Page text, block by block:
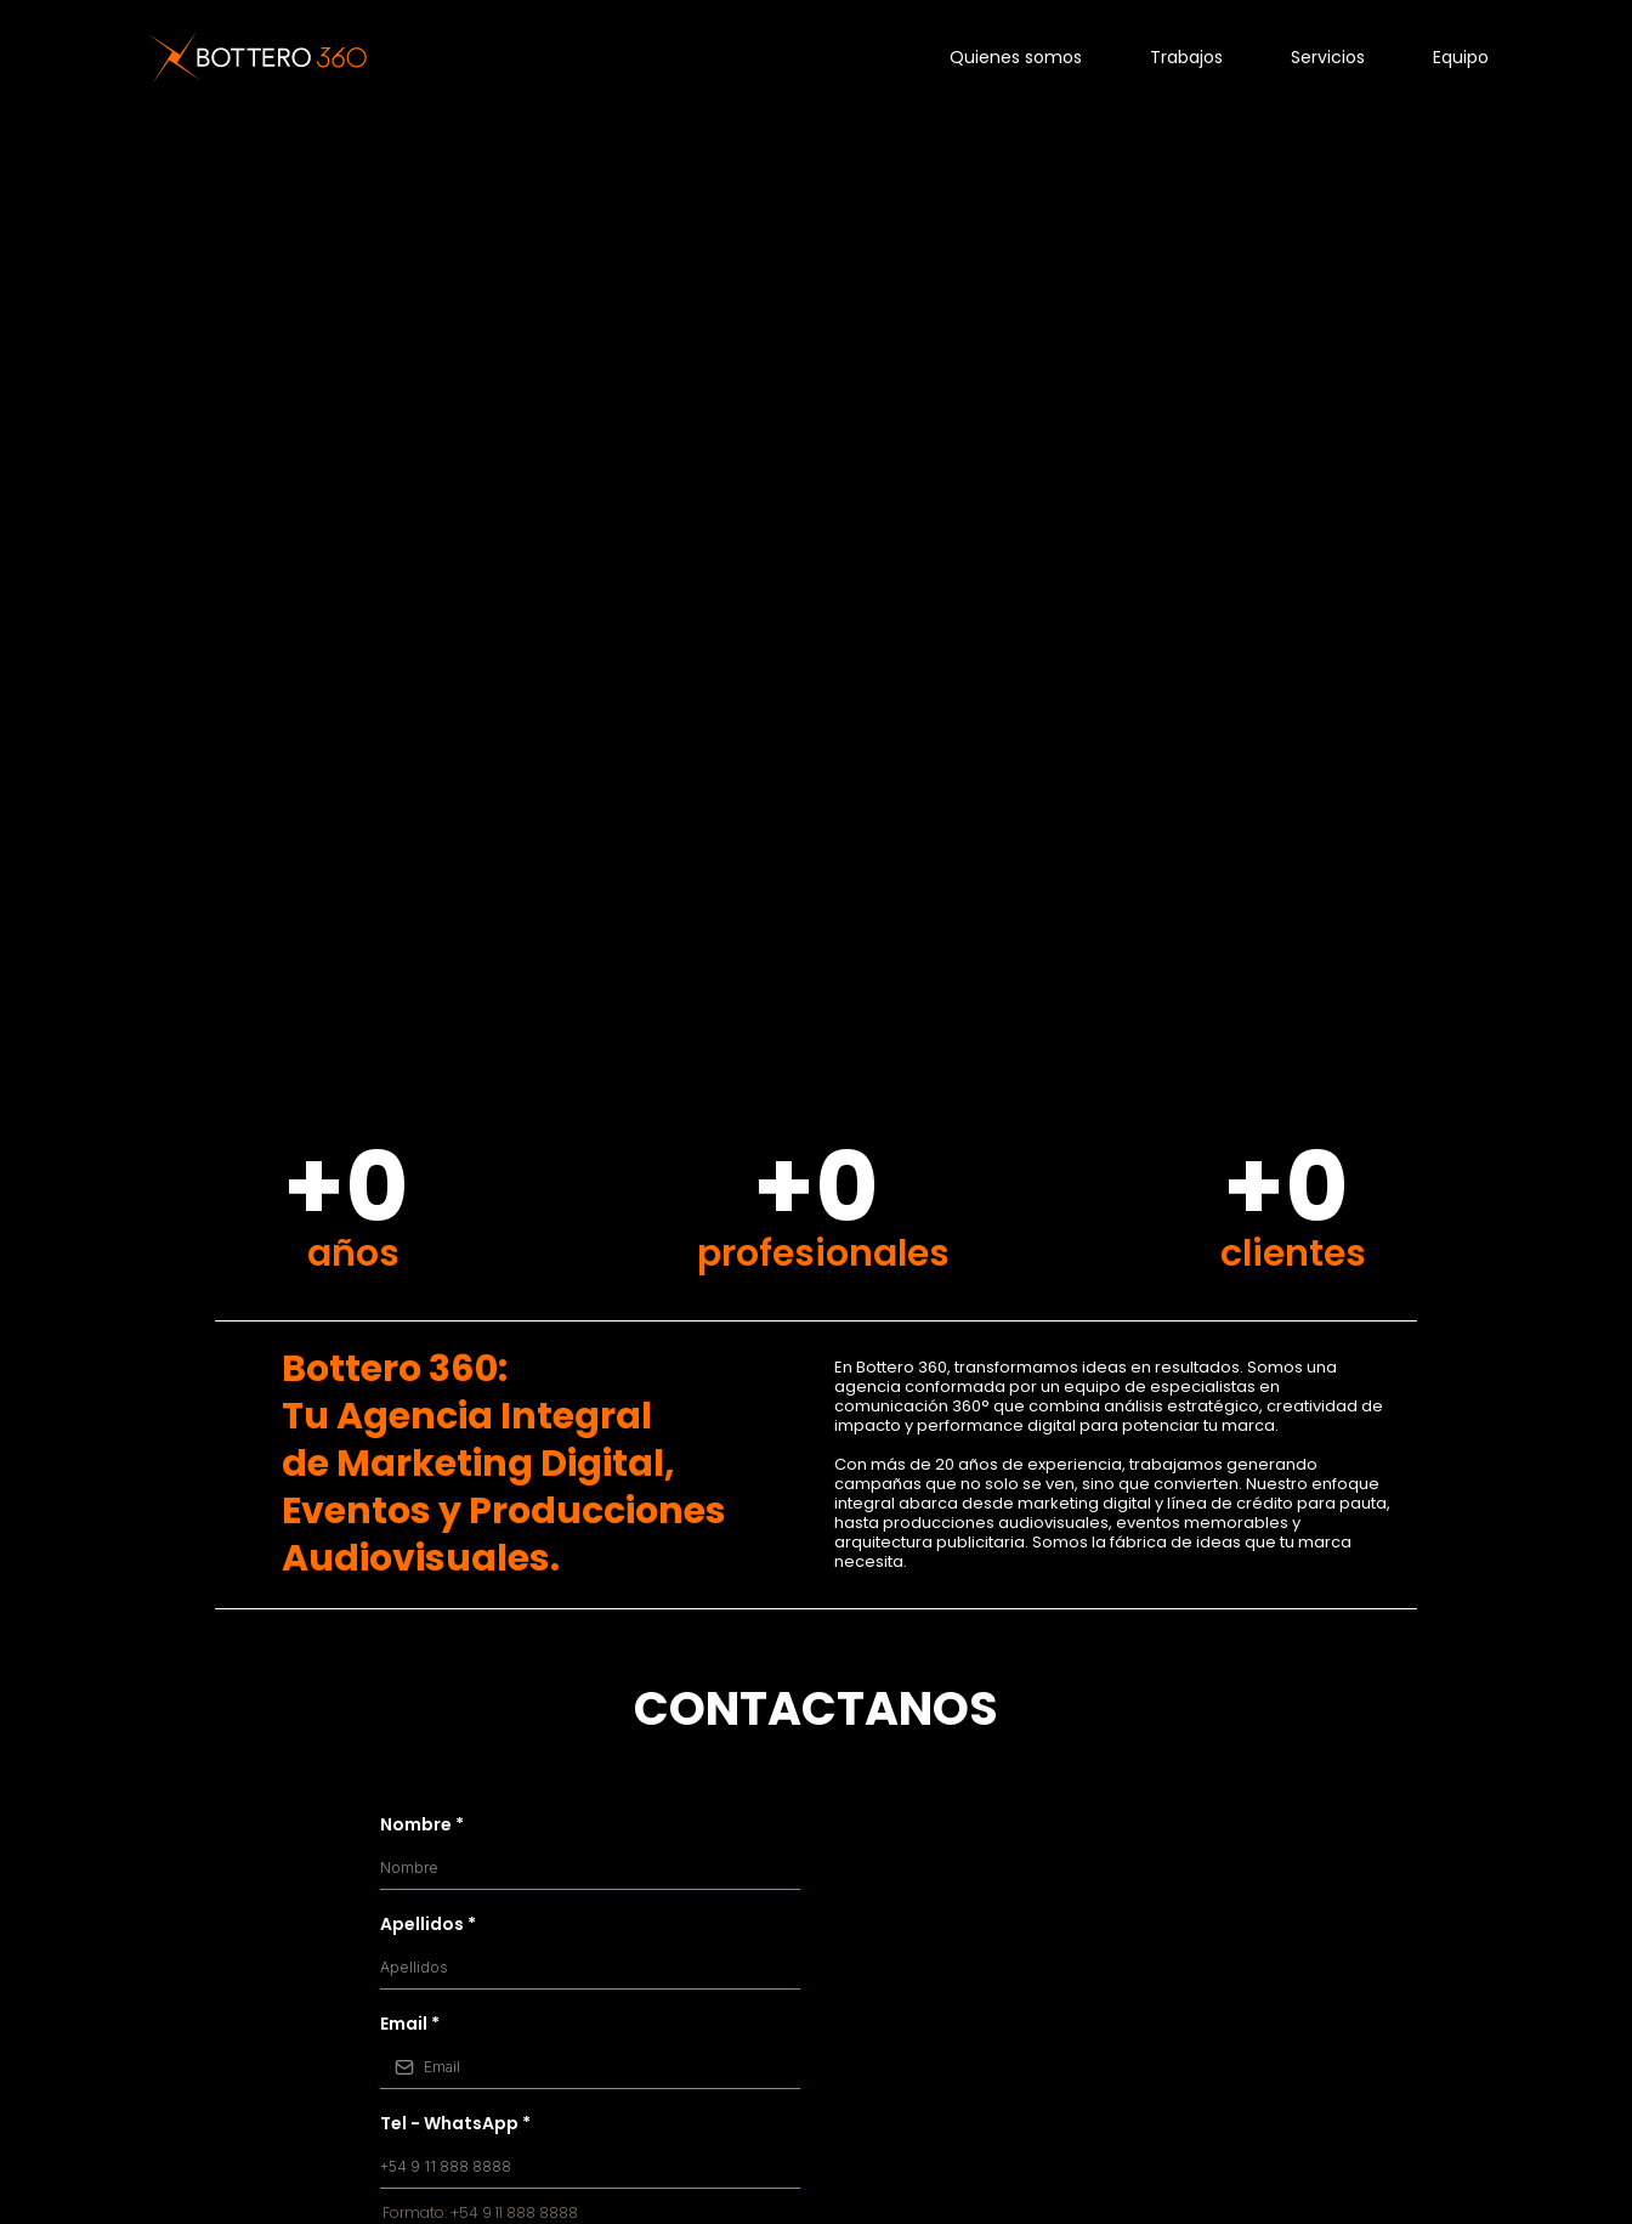
Quienes somos Trabajos Servicios Equipo
+0
años +0
profesionales +0
clientes
Bottero 360:
Tu Agencia Integral
de Marketing Digital,
Eventos y Producciones
Audiovisuales.
En Bottero 360, transformamos ideas en resultados. Somos una
agencia conformada por un equipo de especialistas en
comunicación 360° que combina análisis estratégico, creatividad de
impacto y performance digital para potenciar tu marca.
Con más de 20 años de experiencia, trabajamos generando
campañas que no solo se ven, sino que convierten. Nuestro enfoque
integral abarca desde marketing digital y línea de crédito para pauta,
hasta producciones audiovisuales, eventos memorables y
arquitectura publicitaria. Somos la fábrica de ideas que tu marca
necesita.
CONTACTANOS
Nombre *
Apellidos *
Email *
Tel - WhatsApp *
Formato: +54 9 11 888 8888